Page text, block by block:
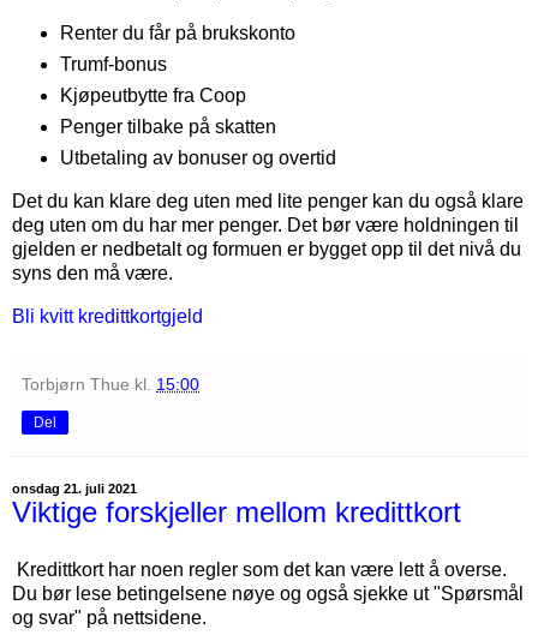
Renter du får på brukskonto
Trumf-bonus
Kjøpeutbytte fra Coop
Penger tilbake på skatten
Utbetaling av bonuser og overtid
Det du kan klare deg uten med lite penger kan du også klare
deg uten om du har mer penger. Det bør være holdningen til
gjelden er nedbetalt og formuen er bygget opp til det nivå du
syns den må være.
Bli kvitt kredittkortgjeld
Torbjørn Thue kl. 15:00
Del
onsdag 21. juli 2021
Viktige forskjeller mellom kredittkort
Kredittkort har noen regler som det kan være lett å overse.
Du bør lese betingelsene nøye og også sjekke ut "Spørsmål
og svar" på nettsidene.